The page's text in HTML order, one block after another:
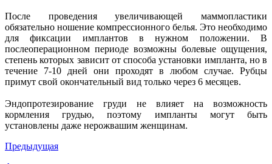
После проведения увеличивающей маммопластики
обязательно ношение компрессионного белья. Это необходимо
для фиксации имплантов в нужном положении. В
послеоперационном периоде возможны болевые ощущения,
степень которых зависит от способа установки импланта, но в
течение 7-10 дней они проходят в любом случае. Рубцы
примут свой окончательный вид только через 6 месяцев.
Эндопротезирование груди не влияет на возможность
кормления грудью, поэтому импланты могут быть
установлены даже нерожвашим женщинам.
Предыдущая